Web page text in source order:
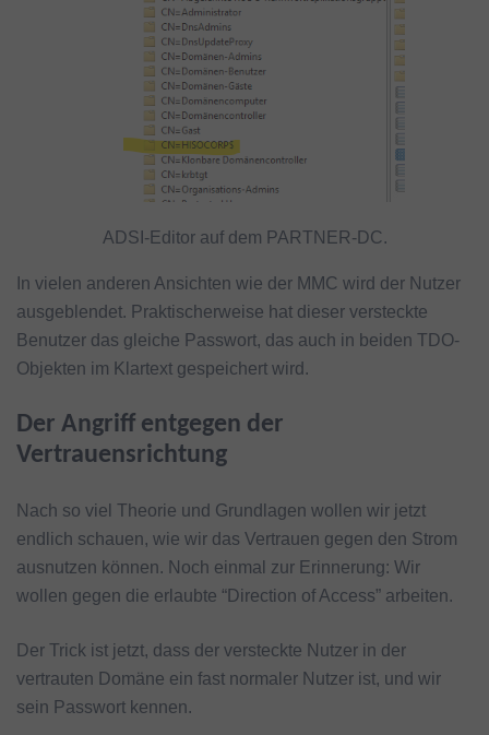
ADSI-Editor auf dem PARTNER-DC.
In vielen anderen Ansichten wie der MMC wird der Nutzer
ausgeblendet. Praktischerweise hat dieser versteckte
Benutzer das gleiche Passwort, das auch in beiden TDO-
Objekten im Klartext gespeichert wird.
Der Angriff entgegen der
Vertrauensrichtung
Nach so viel Theorie und Grundlagen wollen wir jetzt
endlich schauen, wie wir das Vertrauen gegen den Strom
ausnutzen können. Noch einmal zur Erinnerung: Wir
wollen gegen die erlaubte “Direction of Access” arbeiten.
Der Trick ist jetzt, dass der versteckte Nutzer in der
vertrauten Domäne ein fast normaler Nutzer ist, und wir
sein Passwort kennen.